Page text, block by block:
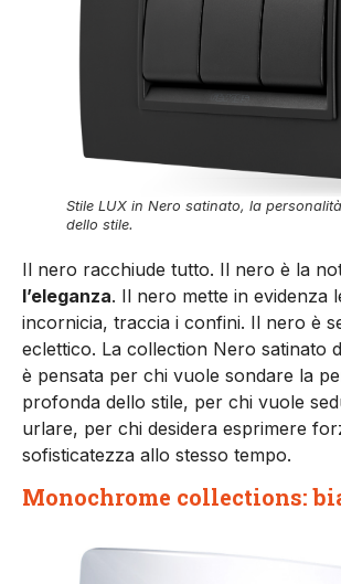
Stile LUX in Nero satinato, la
dello stile.
Il nero racchiude tutto. Il nero è la
l’eleganza. Il nero mette in evidenza
incornicia, traccia i confini. Il nero è
eclettico. La collection Nero satinato
è pensata per chi vuole sondare la
profonda dello stile, per chi vuole
urlare, per chi desidera esprimere
sofisticatezza allo stesso tempo.
Monochrome collections: